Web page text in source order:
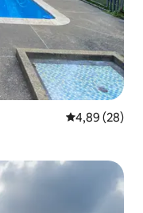
Évaluation
4,89 (28)